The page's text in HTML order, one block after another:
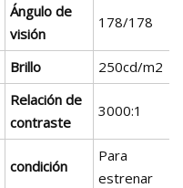
Ángulo de
visión
178/178
Brillo 250cd/m2
Relación de
contraste
3000:1
condición
Para
estrenar